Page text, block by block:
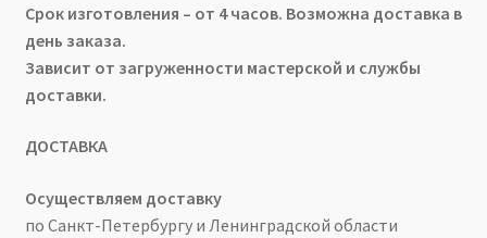
Срок изготовления – от 4 часов. Возможна доставка в
день заказа.
Зависит от загруженности мастерской и службы
доставки.
ДОСТАВКА
Осуществляем доставку
по Санкт-Петербургу и Ленинградской области